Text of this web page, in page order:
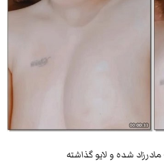
شده و لایو گذاشته